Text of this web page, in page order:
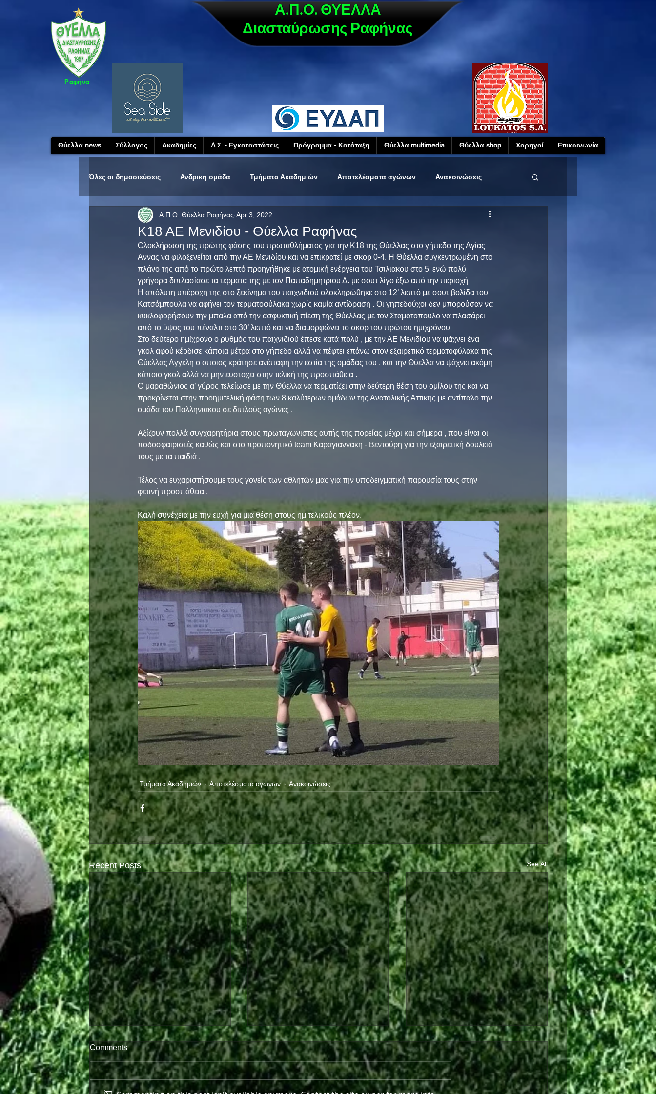
Ραφήνα
Α.Π.Ο. ΘΥΕΛΛΑ
Διασταύρωσης Ραφήνας
Θύελλα news Σύλλογος Ακαδημίες Δ.Σ. - Εγκαταστάσεις Πρόγραμμα - Κατάταξη Θύελλα multimedia Θύελλα shop Χορηγοί Επικοινωνία
Όλες οι δημοσιεύσεις Ανδρική ομάδα Τμήματα Ακαδημιών Αποτελέσματα αγώνων Ανακοινώσεις
Κ18 ΑΕ Μενιδίου - Θύελλα Ραφήνας
Α.Π.Ο. Θύελλα Ραφήνας Apr 3, 2022
Ολοκλήρωση της πρώτης φάσης του πρωταθλήματος για την Κ18 της Θύελλας στο γήπεδο της Αγίας
Αννας να φιλοξενείται από την ΑΕ Μενιδίου και να επικρατεί με σκορ 0-4. Η Θύελλα συγκεντρωμένη στο
πλάνο της από το πρώτο λεπτό προηγήθηκε με ατομική ενέργεια του Τσιλιακου στο 5’ ενώ πολύ
γρήγορα διπλασίασε τα τέρματα της με τον Παπαδημητριου Δ. με σουτ λίγο έξω από την περιοχή .
Η απόλυτη υπέροχη της στο ξεκίνημα του παιχνιδιού ολοκληρώθηκε στο 12’ λεπτό με σουτ βολίδα του
Κατσάμπουλα να αφήνει τον τερματοφύλακα χωρίς καμία αντίδραση . Οι γηπεδούχοι δεν μπορούσαν να
κυκλοφορήσουν την μπαλα από την ασφυκτική πίεση της Θύελλας με τον Σταματοπουλο να πλασάρει
από το ύψος του πέναλτι στο 30’ λεπτό και να διαμορφώνει το σκορ του πρώτου ημιχρόνου.
Στο δεύτερο ημίχρονο ο ρυθμός του παιχνιδιού έπεσε κατά πολύ , με την ΑΕ Μενιδίου να ψάχνει ένα
γκολ αφού κέρδισε κάποια μέτρα στο γήπεδο αλλά να πέφτει επάνω στον εξαιρετικό τερματοφύλακα της
Θύελλας Αγγελη ο οποιος κράτησε ανέπαφη την εστία της ομάδας του , και την Θύελλα να ψάχνει ακόμη
κάποιο γκολ αλλά να μην ευστοχει στην τελική της προσπάθεια .
Ο μαραθώνιος α’ γύρος τελείωσε με την Θύελλα να τερματίζει στην δεύτερη θέση του ομίλου της και να
προκρίνεται στην προημιτελική φάση των 8 καλύτερων ομάδων της Ανατολικής Αττικης με αντίπαλο την
ομάδα του Παλληνιακου σε διπλούς αγώνες .
Αξίζουν πολλά συγχαρητήρια στους πρωταγωνιστες αυτής της πορείας μέχρι και σήμερα , που είναι οι
ποδοσφαιριστές καθώς και στο προπονητικό team Καραγιαννακη - Βεντούρη για την εξαιρετική δουλειά
τους με τα παιδιά .
Τέλος να ευχαριστήσουμε τους γονείς των αθλητών μας για την υποδειγματική παρουσία τους στην
φετινή προσπάθεια .
Καλή συνέχεια με την ευχή για μια θέση στους ημιτελικούς πλέον.
Τμήματα Ακαδημιών Αποτελέσματα αγώνων Ανακοινώσεις
Recent Posts See All
Comments